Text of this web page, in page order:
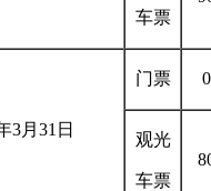
车票
3月31日
门票
观光
车票